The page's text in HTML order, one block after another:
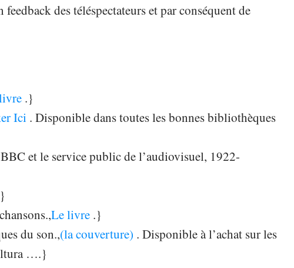
des téléspectateurs et par conséquent de
.}
Ici . Disponible dans toutes les bonnes bibliothèques
et le service public de l’audiovisuel, 1922-
Le livre .}
du son.,(la couverture) . Disponible à l’achat sur les
….}